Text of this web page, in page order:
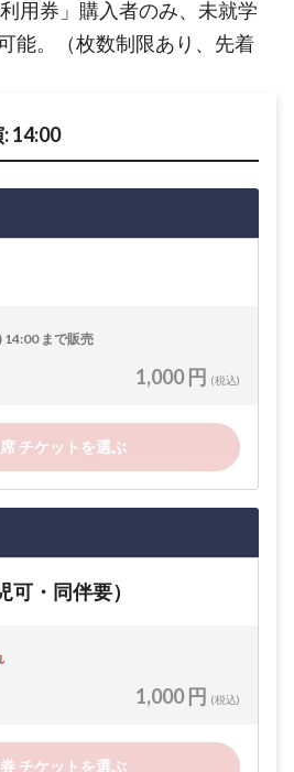
券」購入者のみ、未就学
能。（枚数制限あり、先着
14:00
14:00 まで販売
1,000 円 (税込)
チケットを選ぶ
可・同伴要）
1,000 円 (税込)
チケットを選ぶ